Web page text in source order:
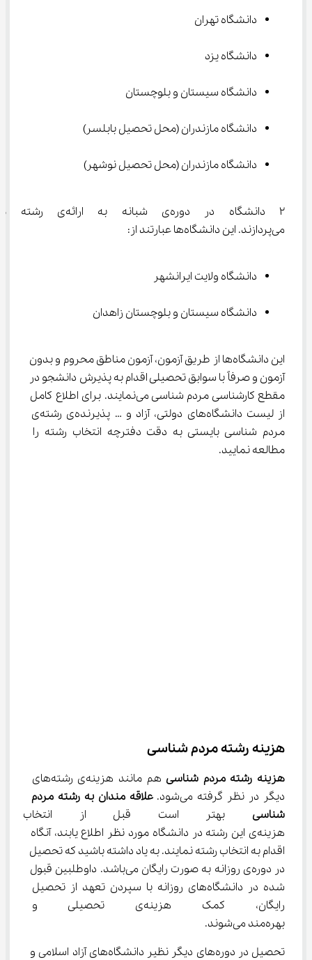
دانشگاه تهران
دانشگاه یزد
دانشگاه سیستان و بلوچستان
دانشگاه مازندران (محل تحصیل بابلسر)
دانشگاه مازندران (محل تحصیل نوشهر)
2 دانشگاه در دوره‌ی
می‌پردازند. این دانشگاه‌ها عبارتند از:
دانشگاه ولایت ایرانشهر
دانشگاه سیستان و بلوچستان زاهدان
این دانشگاه‌ها از طریق آزمون، آزمون مناطق محروم و بدون
آزمون و صرفاً با سوابق تحصیلی اقدام به پذیرش دانشجو در
مقطع کارشناسی مردم شناسی می‌نمایند. برای اطلاع کامل
از لیست دانشگاه‌های دولتی، آزاد و … پذیرنده‌ی رشته‌ی
مردم شناسی بایستی به دقت دفترچه انتخاب رشته را
مطالعه نمایید.
هزینه رشته مردم شناسی
هزینه رشته مردم شناسی
هم مانند هزینه‌ی رشته‌های
دیگر در نظر گرفته می‌شود.
علاقه مندان به رشته مردم
شناسی بهتر است قبل از انتخاب
هزینه‌ی این رشته در دانشگاه مورد نظر اطلاع یابند، آنگاه
اقدام به انتخاب رشته نمایند. به یاد داشته باشید که تحصیل
در دوره‌ی روزانه به صورت رایگان می‌باشد. داوطلبین قبول
شده در دانشگاه‌های روزانه با سپردن تعهد از تحصیل
رایگان، کمک هزینه‌ی
بهره‌مند می‌شوند.
تحصیل در دوره‌های دیگر نظیر دانشگاه‌های آزاد اسلامی و